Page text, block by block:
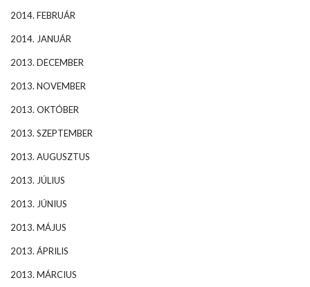
2014. FEBRUÁR
2014. JANUÁR
2013. DECEMBER
2013. NOVEMBER
2013. OKTÓBER
2013. SZEPTEMBER
2013. AUGUSZTUS
2013. JÚLIUS
2013. JÚNIUS
2013. MÁJUS
2013. ÁPRILIS
2013. MÁRCIUS